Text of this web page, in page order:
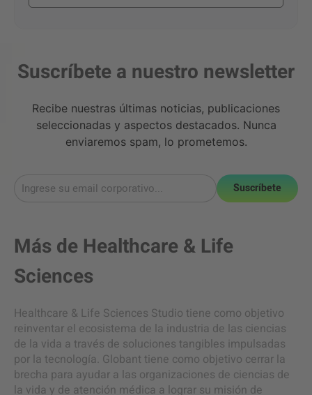
Suscríbete a nuestro newsletter
Recibe nuestras últimas noticias, publicaciones
seleccionadas y aspectos destacados. Nunca
enviaremos spam, lo prometemos.
Suscríbete
Más de Healthcare & Life
Sciences
Healthcare & Life Sciences Studio tiene como objetivo
reinventar el ecosistema de la industria de las ciencias
de la vida a través de soluciones tangibles impulsadas
por la tecnología. Globant tiene como objetivo cerrar la
brecha para ayudar a las organizaciones de ciencias de
la vida y de atención médica a lograr su misión de